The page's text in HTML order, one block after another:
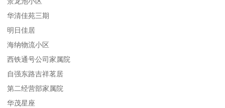
华清佳苑三期
明日佳居
海纳物流小区
西铁通号公司家属院
自强东路吉祥茗居
第二经营部家属院
华茂星座